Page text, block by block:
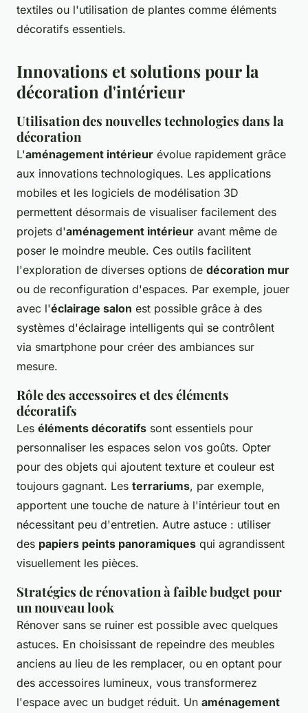
textiles ou l'utilisation de plantes comme éléments
décoratifs essentiels.
Innovations et solutions pour la
décoration d'intérieur
Utilisation des nouvelles technologies dans la
décoration
L'aménagement intérieur évolue rapidement grâce
aux innovations technologiques. Les applications
mobiles et les logiciels de modélisation 3D
permettent désormais de visualiser facilement des
projets d'aménagement intérieur avant même de
poser le moindre meuble. Ces outils facilitent
l'exploration de diverses options de décoration mur
ou de reconfiguration d'espaces. Par exemple, jouer
avec l'éclairage salon est possible grâce à des
systèmes d'éclairage intelligents qui se contrôlent
via smartphone pour créer des ambiances sur
mesure.
Rôle des accessoires et des éléments
décoratifs
Les éléments décoratifs sont essentiels pour
personnaliser les espaces selon vos goûts. Opter
pour des objets qui ajoutent texture et couleur est
toujours gagnant. Les terrariums, par exemple,
apportent une touche de nature à l'intérieur tout en
nécessitant peu d'entretien. Autre astuce : utiliser
des papiers peints panoramiques qui agrandissent
visuellement les pièces.
Stratégies de rénovation à faible budget pour
un nouveau look
Rénover sans se ruiner est possible avec quelques
astuces. En choisissant de repeindre des meubles
anciens au lieu de les remplacer, ou en optant pour
des accessoires lumineux, vous transformerez
l'espace avec un budget réduit. Un aménagement